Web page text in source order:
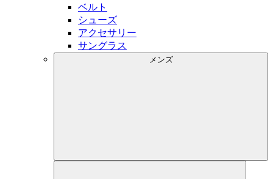
ベルト
シューズ
アクセサリー
サングラス
メンズ